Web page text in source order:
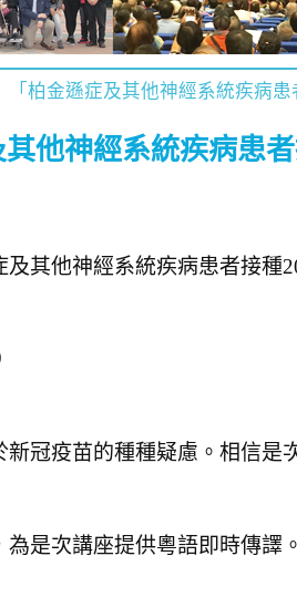
柏金遜症及其他神經系統疾病患
他神經系統疾病患
其他神經系統疾病患者接種
冠疫苗的種種疑慮。相信
是次講座提供粵語即時傳譯。